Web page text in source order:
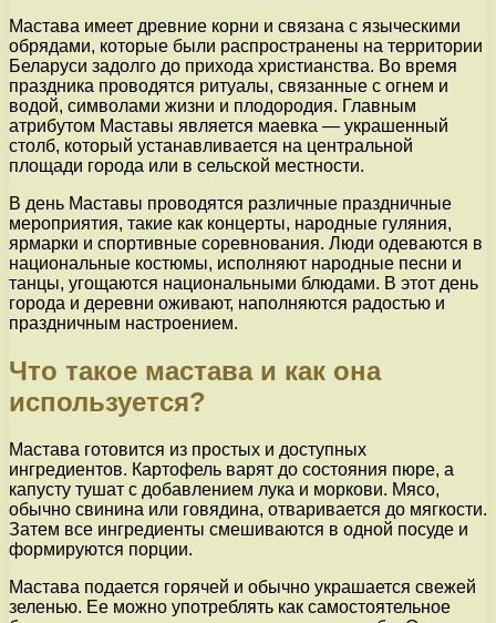
Мастава имеет древние корни и связана с языческими
обрядами, которые были распространены на территории
Беларуси задолго до прихода христианства. Во время
праздника проводятся ритуалы, связанные с огнем и
водой, символами жизни и плодородия. Главным
атрибутом Маставы является маевка — украшенный
столб, который устанавливается на центральной
площади города или в сельской местности.
В день Маставы проводятся различные праздничные
мероприятия, такие как концерты, народные гуляния,
ярмарки и спортивные соревнования. Люди одеваются в
национальные костюмы, исполняют народные песни и
танцы, угощаются национальными блюдами. В этот день
города и деревни оживают, наполняются радостью и
праздничным настроением.
Что такое мастава и как она
используется?
Мастава готовится из простых и доступных
ингредиентов. Картофель варят до состояния пюре, а
капусту тушат с добавлением лука и моркови. Мясо,
обычно свинина или говядина, отваривается до мягкости.
Затем все ингредиенты смешиваются в одной посуде и
формируются порции.
Мастава подается горячей и обычно украшается свежей
зеленью. Ее можно употреблять как самостоятельное